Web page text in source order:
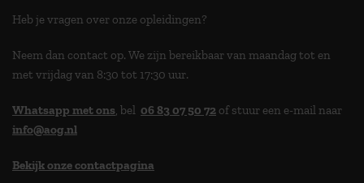
Heb je vragen over onze opleidingen?
Neem dan contact op. We zijn bereikbaar van maandag tot en
met vrijdag van 8:30 tot 17:30 uur.
Whatsapp met ons, bel 06 83 07 50 72 of stuur een e-mail naar
info@aog.nl
Bekijk onze contactpagina